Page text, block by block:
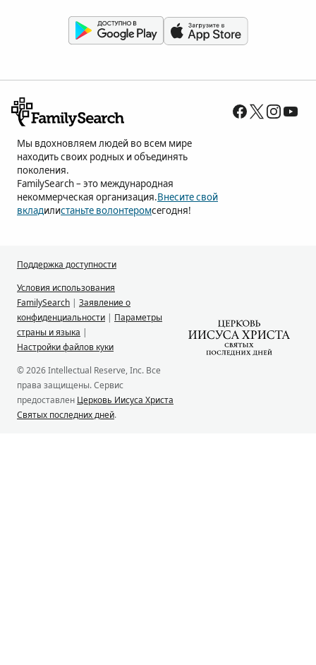
Мы вдохновляем людей во всем мире
находить своих родных и объединять
поколения.
FamilySearch – это международная
некоммерческая организация.Внесите свой
вкладилистаньте волонтеромсегодня!
Поддержка доступности
Условия использования
FamilySearch | Заявление о
конфиденциальности | Параметры
страны и языка |
Настройки файлов куки
© 2026 Intellectual Reserve, Inc. Все
права защищены. Сервис
предоставлен Церковь Иисуса Христа
Святых последних дней.